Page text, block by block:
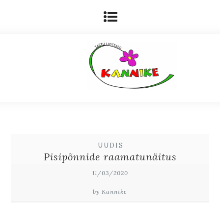
UUDIS
Pisipõnnide raamatunäitus
11/03/2020
by Kannike